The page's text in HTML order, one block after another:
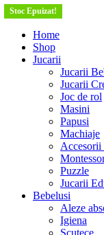
Home
Shop
Jucarii
Jucarii
Jucarii
Joc de rol
Masini
Papusi
Machiaje
Accesorii
Puzzle
Jucarii
Bebelusi
Aleze
Igiena
Scutece
Stoc Epuizat!
Stoc Epuizat!
Stoc Epuizat!